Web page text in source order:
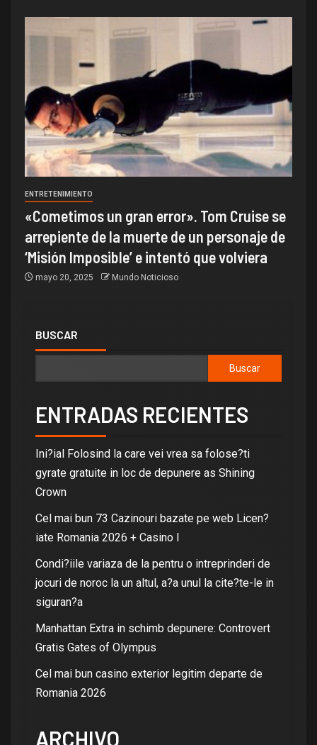
ENTRETENIMIENTO
«Cometimos un gran error». Tom Cruise se
arrepiente de la muerte de un personaje de
‘Misión Imposible’ e intentó que volviera
mayo 20, 2025 Mundo Noticioso
BUSCAR
Buscar
ENTRADAS RECIENTES
Ini?ial Folosind la care vei vrea sa folose?ti
gyrate gratuite in loc de depunere as Shining
Crown
Cel mai bun 73 Cazinouri bazate pe web Licen?
iate Romania 2026 + Casino I
Condi?iile variaza de la pentru o intreprinderi de
jocuri de noroc la un altul, a?a unul la cite?te-le in
siguran?a
Manhattan Extra in schimb depunere: Controvert
Gratis Gates of Olympus
Cel mai bun casino exterior legitim departe de
Romania 2026
ARCHIVO